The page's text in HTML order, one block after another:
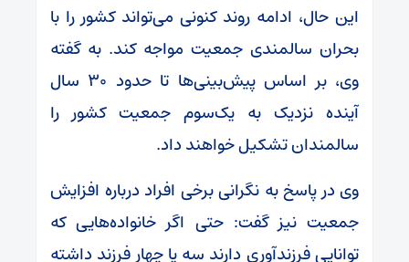
این حال، ادامه روند کنونی می‌تواند کشور را با
بحران سالمندی جمعیت مواجه کند. به گفته
وی، بر اساس پیش‌بینی‌ها تا حدود ۳۰ سال
آینده نزدیک به یک‌سوم جمعیت کشور را
سالمندان تشکیل خواهند داد.
وی در پاسخ به نگرانی برخی افراد درباره افزایش
جمعیت نیز گفت: حتی اگر خانواده‌هایی که
توانایی فرزندآوری دارند سه یا چهار فرزند داشته